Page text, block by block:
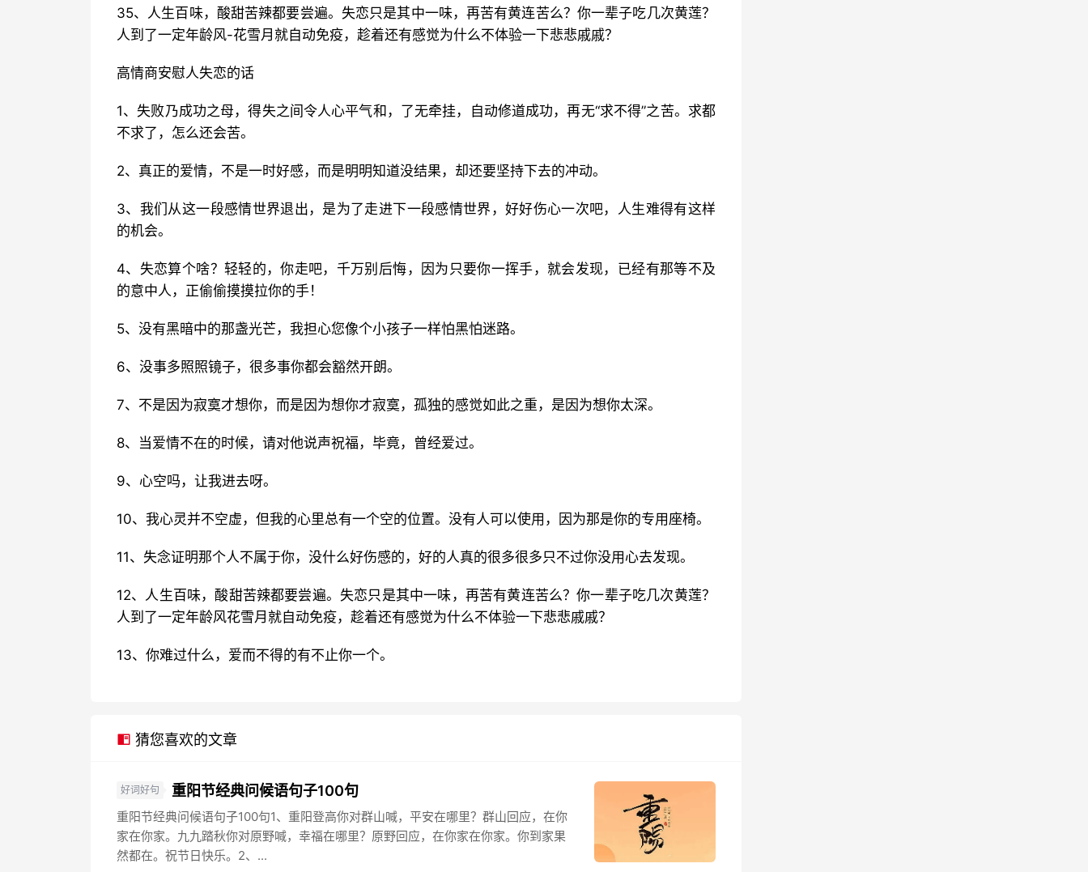
35、人生百味，酸甜苦辣都要尝遍。失恋只是其中一味，再苦有黄连苦么？你一辈子吃几次黄莲？
人到了一定年龄风-花雪月就自动免疫，趁着还有感觉为什么不体验一下悲悲戚戚？
高情商安慰人失恋的话
1、失败乃成功之母，得失之间令人心平气和，了无牵挂，自动修道成功，再无“求不得”之苦。求都
不求了，怎么还会苦。
2、真正的爱情，不是一时好感，而是明明知道没结果，却还要坚持下去的冲动。
3、我们从这一段感情世界退出，是为了走进下一段感情世界，好好伤心一次吧，人生难得有这样
的机会。
4、失恋算个啥？轻轻的，你走吧，千万别后悔，因为只要你一挥手，就会发现，已经有那等不及
的意中人，正偷偷摸摸拉你的手！
5、没有黑暗中的那盏光芒，我担心您像个小孩子一样怕黑怕迷路。
6、没事多照照镜子，很多事你都会豁然开朗。
7、不是因为寂寞才想你，而是因为想你才寂寞，孤独的感觉如此之重，是因为想你太深。
8、当爱情不在的时候，请对他说声祝福，毕竟，曾经爱过。
9、心空吗，让我进去呀。
10、我心灵并不空虚，但我的心里总有一个空的位置。没有人可以使用，因为那是你的专用座椅。
11、失念证明那个人不属于你，没什么好伤感的，好的人真的很多很多只不过你没用心去发现。
12、人生百味，酸甜苦辣都要尝遍。失恋只是其中一味，再苦有黄连苦么？你一辈子吃几次黄莲？
人到了一定年龄风花雪月就自动免疫，趁着还有感觉为什么不体验一下悲悲戚戚？
13、你难过什么，爱而不得的有不止你一个。
猜您喜欢的文章
好词好句 重阳节经典问候语句子100句
重阳节经典问候语句子100句1、重阳登高你对群山喊，平安在哪里？群山回应，在你
家在你家。九九踏秋你对原野喊，幸福在哪里？原野回应，在你家在你家。你到家果
然都在。祝节日快乐。2、...